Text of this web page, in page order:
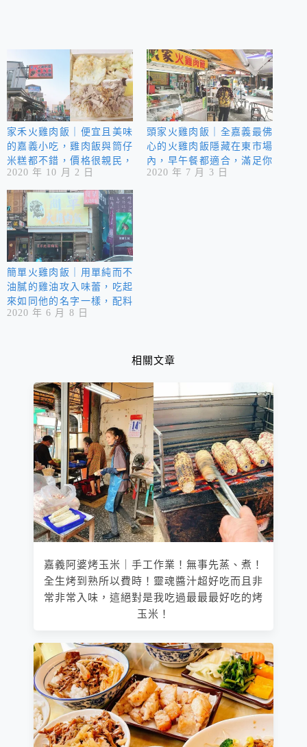
家禾火雞肉飯｜便宜且美味
的嘉義小吃，雞肉飯與筒仔
米糕都不錯，價格很親民，
上菜速度快，服務好，環境
乾淨還有冷氣吹，大推！
2020 年 10 月 2 日
頭家火雞肉飯｜全嘉義最佛
心的火雞肉飯隱藏在東市場
內，早午餐都適合，滿足你
一整天的元氣！
2020 年 7 月 3 日
簡單火雞肉飯｜用單純而不
油膩的雞油攻入味蕾，吃起
來如同他的名字一樣，配料
簡單、調味簡單。
2020 年 6 月 8 日
相關文章
嘉義阿婆烤玉米｜手工作業！無事先蒸、煮！
全生烤到熟所以費時！靈魂醬汁超好吃而且非
常非常入味，這絕對是我吃過最最最好吃的烤
玉米！